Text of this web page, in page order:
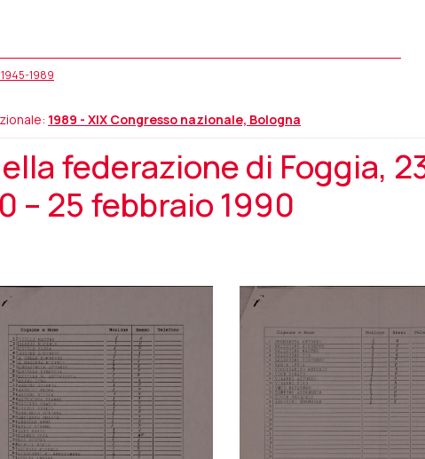
1989
1989 - XIX Congresso nazionale, Bologna
federazione di Foggia,
– 25 febbraio 1990